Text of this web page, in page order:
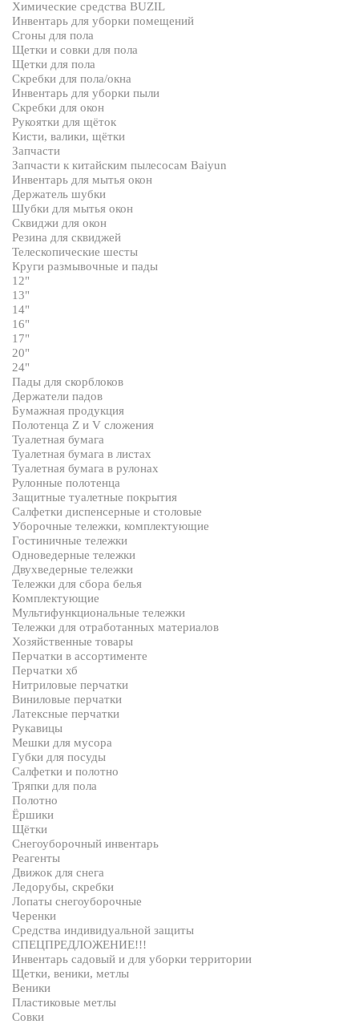
Химические средства BUZIL
Инвентарь для уборки помещений
Сгоны для пола
Щетки и совки для пола
Щетки для пола
Скребки для пола/окна
Инвентарь для уборки пыли
Скребки для окон
Рукоятки для щёток
Кисти, валики, щётки
Запчасти
Запчасти к китайским пылесосам Baiyun
Инвентарь для мытья окон
Держатель шубки
Шубки для мытья окон
Сквиджи для окон
Резина для сквиджей
Телескопические шесты
Круги размывочные и пады
12"
13"
14"
16"
17"
20"
24"
Пады для скорблоков
Держатели падов
Бумажная продукция
Полотенца Z и V сложения
Туалетная бумага
Туалетная бумага в листах
Туалетная бумага в рулонах
Рулонные полотенца
Защитные туалетные покрытия
Салфетки диспенсерные и столовые
Уборочные тележки, комплектующие
Гостиничные тележки
Одноведерные тележки
Двухведерные тележки
Тележки для сбора белья
Комплектующие
Мультифункциональные тележки
Тележки для отработанных материалов
Хозяйственные товары
Перчатки в ассортименте
Перчатки хб
Нитриловые перчатки
Виниловые перчатки
Латексные перчатки
Рукавицы
Мешки для мусора
Губки для посуды
Салфетки и полотно
Тряпки для пола
Полотно
Ёршики
Щётки
Снегоуборочный инвентарь
Реагенты
Движок для снега
Ледорубы, скребки
Лопаты снегоуборочные
Черенки
Средства индивидуальной защиты
СПЕЦПРЕДЛОЖЕНИЕ!!!
Инвентарь садовый и для уборки территории
Щетки, веники, метлы
Веники
Пластиковые метлы
Совки